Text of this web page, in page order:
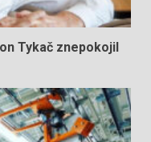
Tykač znepokojil